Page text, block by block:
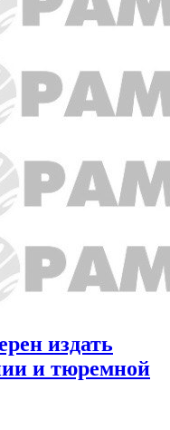
издать
и тюремной